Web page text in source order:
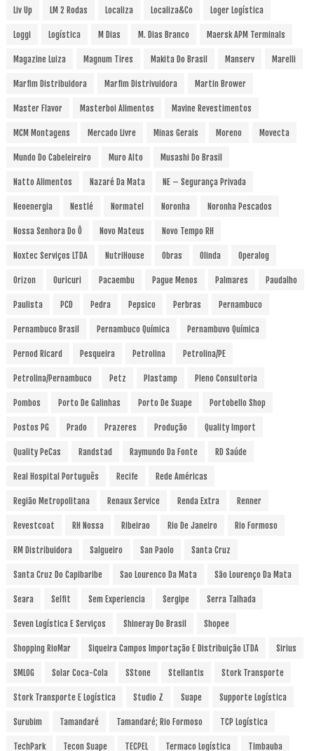
Liv Up LM 2 Rodas Localiza Localiza&Co Loger Logística
Loggi Logística M Dias M. Dias Branco Maersk APM Terminals
Magazine Luiza Magnum Tires Makita Do Brasil Manserv Marelli
Marfim Distribuidora Marfim Distrivuidora Martin Brower
Master Flavor Masterboi Alimentos Mavine Revestimentos
MCM Montagens Mercado Livre Minas Gerais Moreno Movecta
Mundo Do Cabeleireiro Muro Alto Musashi Do Brasil
Natto Alimentos Nazaré Da Mata NE – Segurança Privada
Neoenergia Nestlé Normatel Noronha Noronha Pescados
Nossa Senhora Do Ô Novo Mateus Novo Tempo RH
Noxtec Serviços LTDA NutriHouse Obras Olinda Operalog
Orizon Ouricuri Pacaembu Pague Menos Palmares Paudalho
Paulista PCD Pedra Pepsico Perbras Pernambuco
Pernambuco Brasil Pernambuco Química Pernambuvo Química
Pernod Ricard Pesqueira Petrolina Petrolina/PE
Petrolina/Pernambuco Petz Plastamp Pleno Consultoria
Pombos Porto De Galinhas Porto De Suape Portobello Shop
Postos PG Prado Prazeres Produção Quality Import
Quality PeCas Randstad Raymundo Da Fonte RD Saúde
Real Hospital Português Recife Rede Américas
Região Metropolitana Renaux Service Renda Extra Renner
Revestcoat RH Nossa Ribeirao Rio De Janeiro Rio Formoso
RM Distribuidora Salgueiro San Paolo Santa Cruz
Santa Cruz Do Capibaribe Sao Lourenco Da Mata São Lourenço Da Mata
Seara Selfit Sem Experiencia Sergipe Serra Talhada
Seven Logística E Serviços Shineray Do Brasil Shopee
Shopping RioMar Siqueira Campos Importação E Distribuição LTDA Sirius
SMLOG Solar Coca-Cola SStone Stellantis Stork Transporte
Stork Transporte E Logística Studio Z Suape Supporte Logística
Surubim Tamandaré Tamandaré; Rio Formoso TCP Logística
TechPark Tecon Suape TECPEL Termaco Logística Timbauba